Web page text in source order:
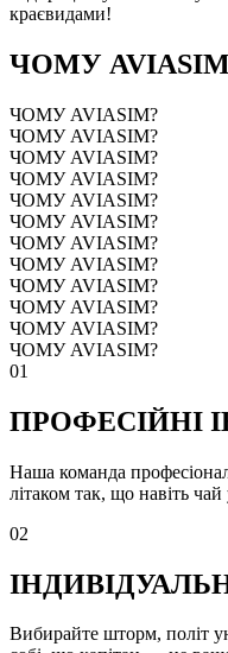
краєвидами!
ЧОМУ
ЧОМУ AVIASIM?
ЧОМУ AVIASIM?
ЧОМУ AVIASIM?
ЧОМУ AVIASIM?
ЧОМУ AVIASIM?
ЧОМУ AVIASIM?
ЧОМУ AVIASIM?
ЧОМУ AVIASIM?
ЧОМУ AVIASIM?
ЧОМУ AVIASIM?
ЧОМУ AVIASIM?
ЧОМУ AVIASIM?
01
ПРОФЕСІЙНІ
Наша команда
літаком так, що навіть
02
Вибирайте шторм, політ